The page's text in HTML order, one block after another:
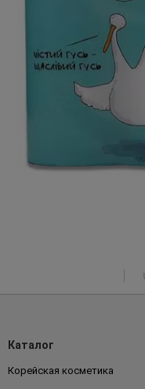
Каталог
Корейская косметика